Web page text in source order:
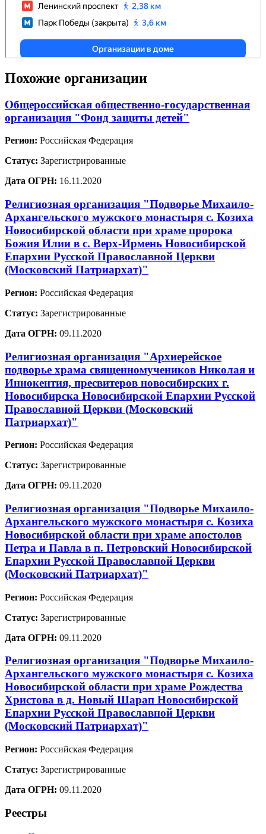
Похожие организации
Общероссийская общественно-государственная
организация "Фонд защиты детей"
Регион: Российская Федерация
Статус: Зарегистрированные
Дата ОГРН: 16.11.2020
Религиозная организация "Подворье Михаило-
Архангельского мужского монастыря с. Козиха
Новосибирской области при храме пророка
Божия Илии в с. Верх-Ирмень Новосибирской
Епархии Русской Православной Церкви
(Московский Патриархат)"
Регион: Российская Федерация
Статус: Зарегистрированные
Дата ОГРН: 09.11.2020
Религиозная организация "Архиерейское
подворье храма священномучеников Николая и
Иннокентия, пресвитеров новосибирских г.
Новосибирска Новосибирской Епархии Русской
Православной Церкви (Московский
Патриархат)"
Регион: Российская Федерация
Статус: Зарегистрированные
Дата ОГРН: 09.11.2020
Религиозная организация "Подворье Михаило-
Архангельского мужского монастыря с. Козиха
Новосибирской области при храме апостолов
Петра и Павла в п. Петровский Новосибирской
Епархии Русской Православной Церкви
(Московский Патриархат)"
Регион: Российская Федерация
Статус: Зарегистрированные
Дата ОГРН: 09.11.2020
Религиозная организация "Подворье Михаило-
Архангельского мужского монастыря с. Козиха
Новосибирской области при храме Рождества
Христова в д. Новый Шарап Новосибирской
Епархии Русской Православной Церкви
(Московский Патриархат)"
Регион: Российская Федерация
Статус: Зарегистрированные
Дата ОГРН: 09.11.2020
Реестры